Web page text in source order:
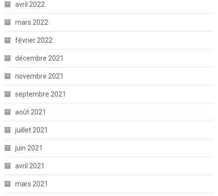
avril 2022
mars 2022
février 2022
décembre 2021
novembre 2021
septembre 2021
août 2021
juillet 2021
juin 2021
avril 2021
mars 2021